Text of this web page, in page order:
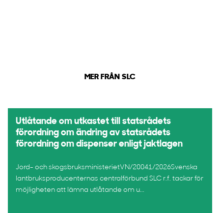
MER FRÅN SLC
Utlåtande om utkastet till statsrådets
förordning om ändring av statsrådets
förordning om dispenser enligt jaktlagen
Jord- och skogsbruksministerietVN/20041/2026Svenska
lantbruksproducenternas centralförbund SLC r.f. tackar för
möjligheten att lämna utlåtande om u...